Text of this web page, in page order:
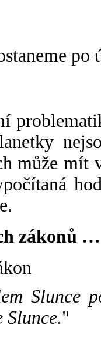
po
může mít
zákonů …
Slunce
Slunce."